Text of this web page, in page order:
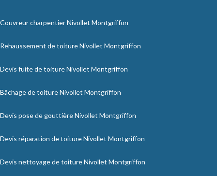
Couvreur charpentier Nivollet Montgriffon
Rehaussement de toiture Nivollet Montgriffon
Devis fuite de toiture Nivollet Montgriffon
Bâchage de toiture Nivollet Montgriffon
Devis pose de gouttière Nivollet Montgriffon
Devis réparation de toiture Nivollet Montgriffon
Devis nettoyage de toiture Nivollet Montgriffon